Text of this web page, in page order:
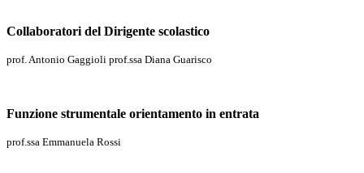
Collaboratori del Dirigente scolastico
prof. Antonio Gaggioli prof.ssa Diana Guarisco
Funzione strumentale orientamento in entrata
prof.ssa Emmanuela Rossi